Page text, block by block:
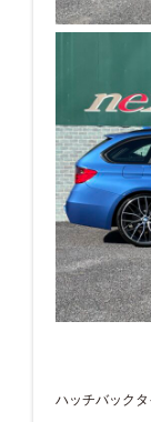
ハッチバック